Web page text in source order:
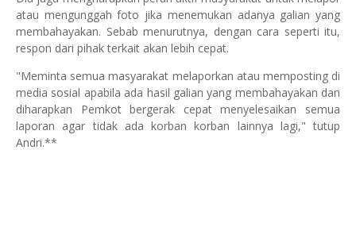
atau mengunggah foto jika menemukan adanya galian yang
membahayakan. Sebab menurutnya, dengan cara seperti itu,
respon dari pihak terkait akan lebih cepat.
"Meminta semua masyarakat melaporkan atau memposting di
media sosial apabila ada hasil galian yang membahayakan dan
diharapkan Pemkot bergerak cepat menyelesaikan semua
laporan agar tidak ada korban korban lainnya lagi," tutup
Andri.**